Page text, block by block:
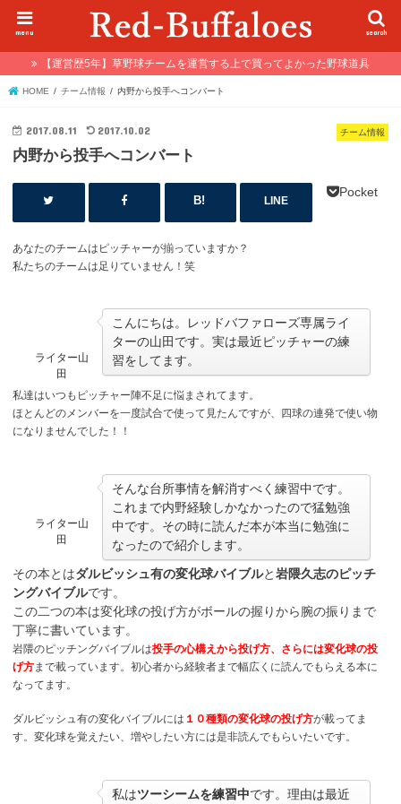
search
menu
【運営歴5年】草野球チームを運営する上で買ってよかった野球道具
HOME チーム情報 内野から投手へコンバート
チーム情報
2017.08.11 2017.10.02
内野から投手へコンバート
LINE
Pocket
あなたのチームはピッチャーが揃っていますか？
私たちのチームは足りていません！笑
ライター山
田
こんにちは。レッドバファローズ専属ライ
ターの山田です。実は最近ピッチャーの練
習をしてます。
私達はいつもピッチャー陣不足に悩まされてます。
ほとんどのメンバーを一度試合で使って見たんですが、四球の連発で使い物
になりませんでした！！
ライター山
田
そんな台所事情を解消すべく練習中です。
これまで内野経験しかなかったので猛勉強
中です。その時に読んだ本が本当に勉強に
なったので紹介します。
その本とはダルビッシュ有の変化球バイブルと岩隈久志のピッチ
ングバイブルです。
この二つの本は変化球の投げ方がボールの握りから腕の振りまで
丁寧に書いています。
岩隈のピッチングバイブルは投手の心構えから投げ方、さらには変化球の投
げ方まで載っています。初心者から経験者まで幅広くに読んでもらえる本に
なってます。
ダルビッシュ有の変化バイブルには １０種類の変化球の投げ方が載ってま
す。変化球を覚えたい、増やしたい方には是非読んでもらいたいです。
私はツーシームを練習中です。理由は最近